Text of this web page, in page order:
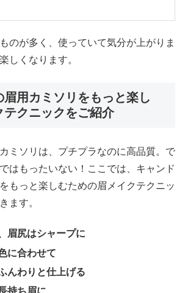
のが多く、使っていて気分が上がりま
しくなります。
眉用カミソリをもっと楽し
テクニックをご紹介
ミソリは、プチプラなのに高品質。で
はもったいない！ここでは、キャンド
もっと楽しむための眉メイクテクニッ
ます。
眉尻はシャープに
に合わせて
んわりと仕上げる
持ち眉に